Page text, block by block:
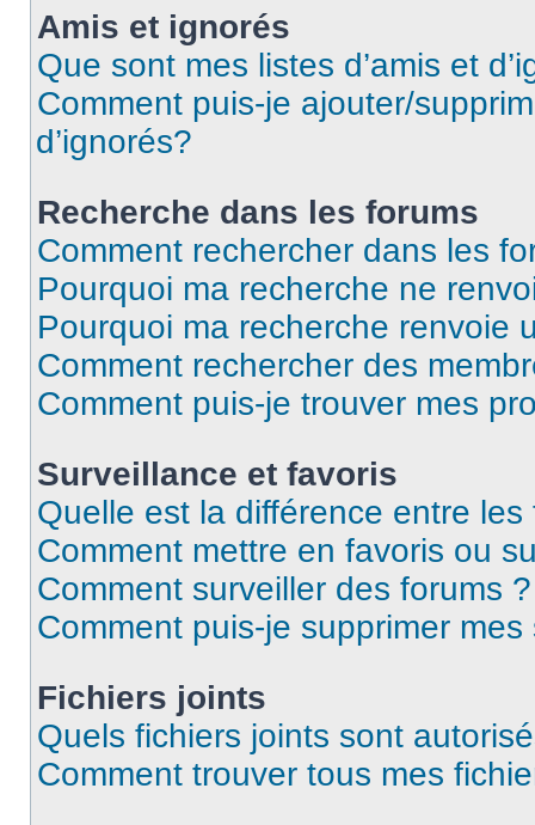
Amis et ignorés
Que sont mes listes d’amis et
Comment puis-je ajouter/
d’ignorés?
Recherche dans les forums
Comment rechercher dans les
Pourquoi ma recherche ne
Pourquoi ma recherche renvoie
Comment rechercher des
Comment puis-je trouver mes
Surveillance et favoris
Quelle est la différence entre
Comment mettre en favoris ou
Comment surveiller des forums ?
Comment puis-je supprimer
Fichiers joints
Quels fichiers joints sont
Comment trouver tous mes